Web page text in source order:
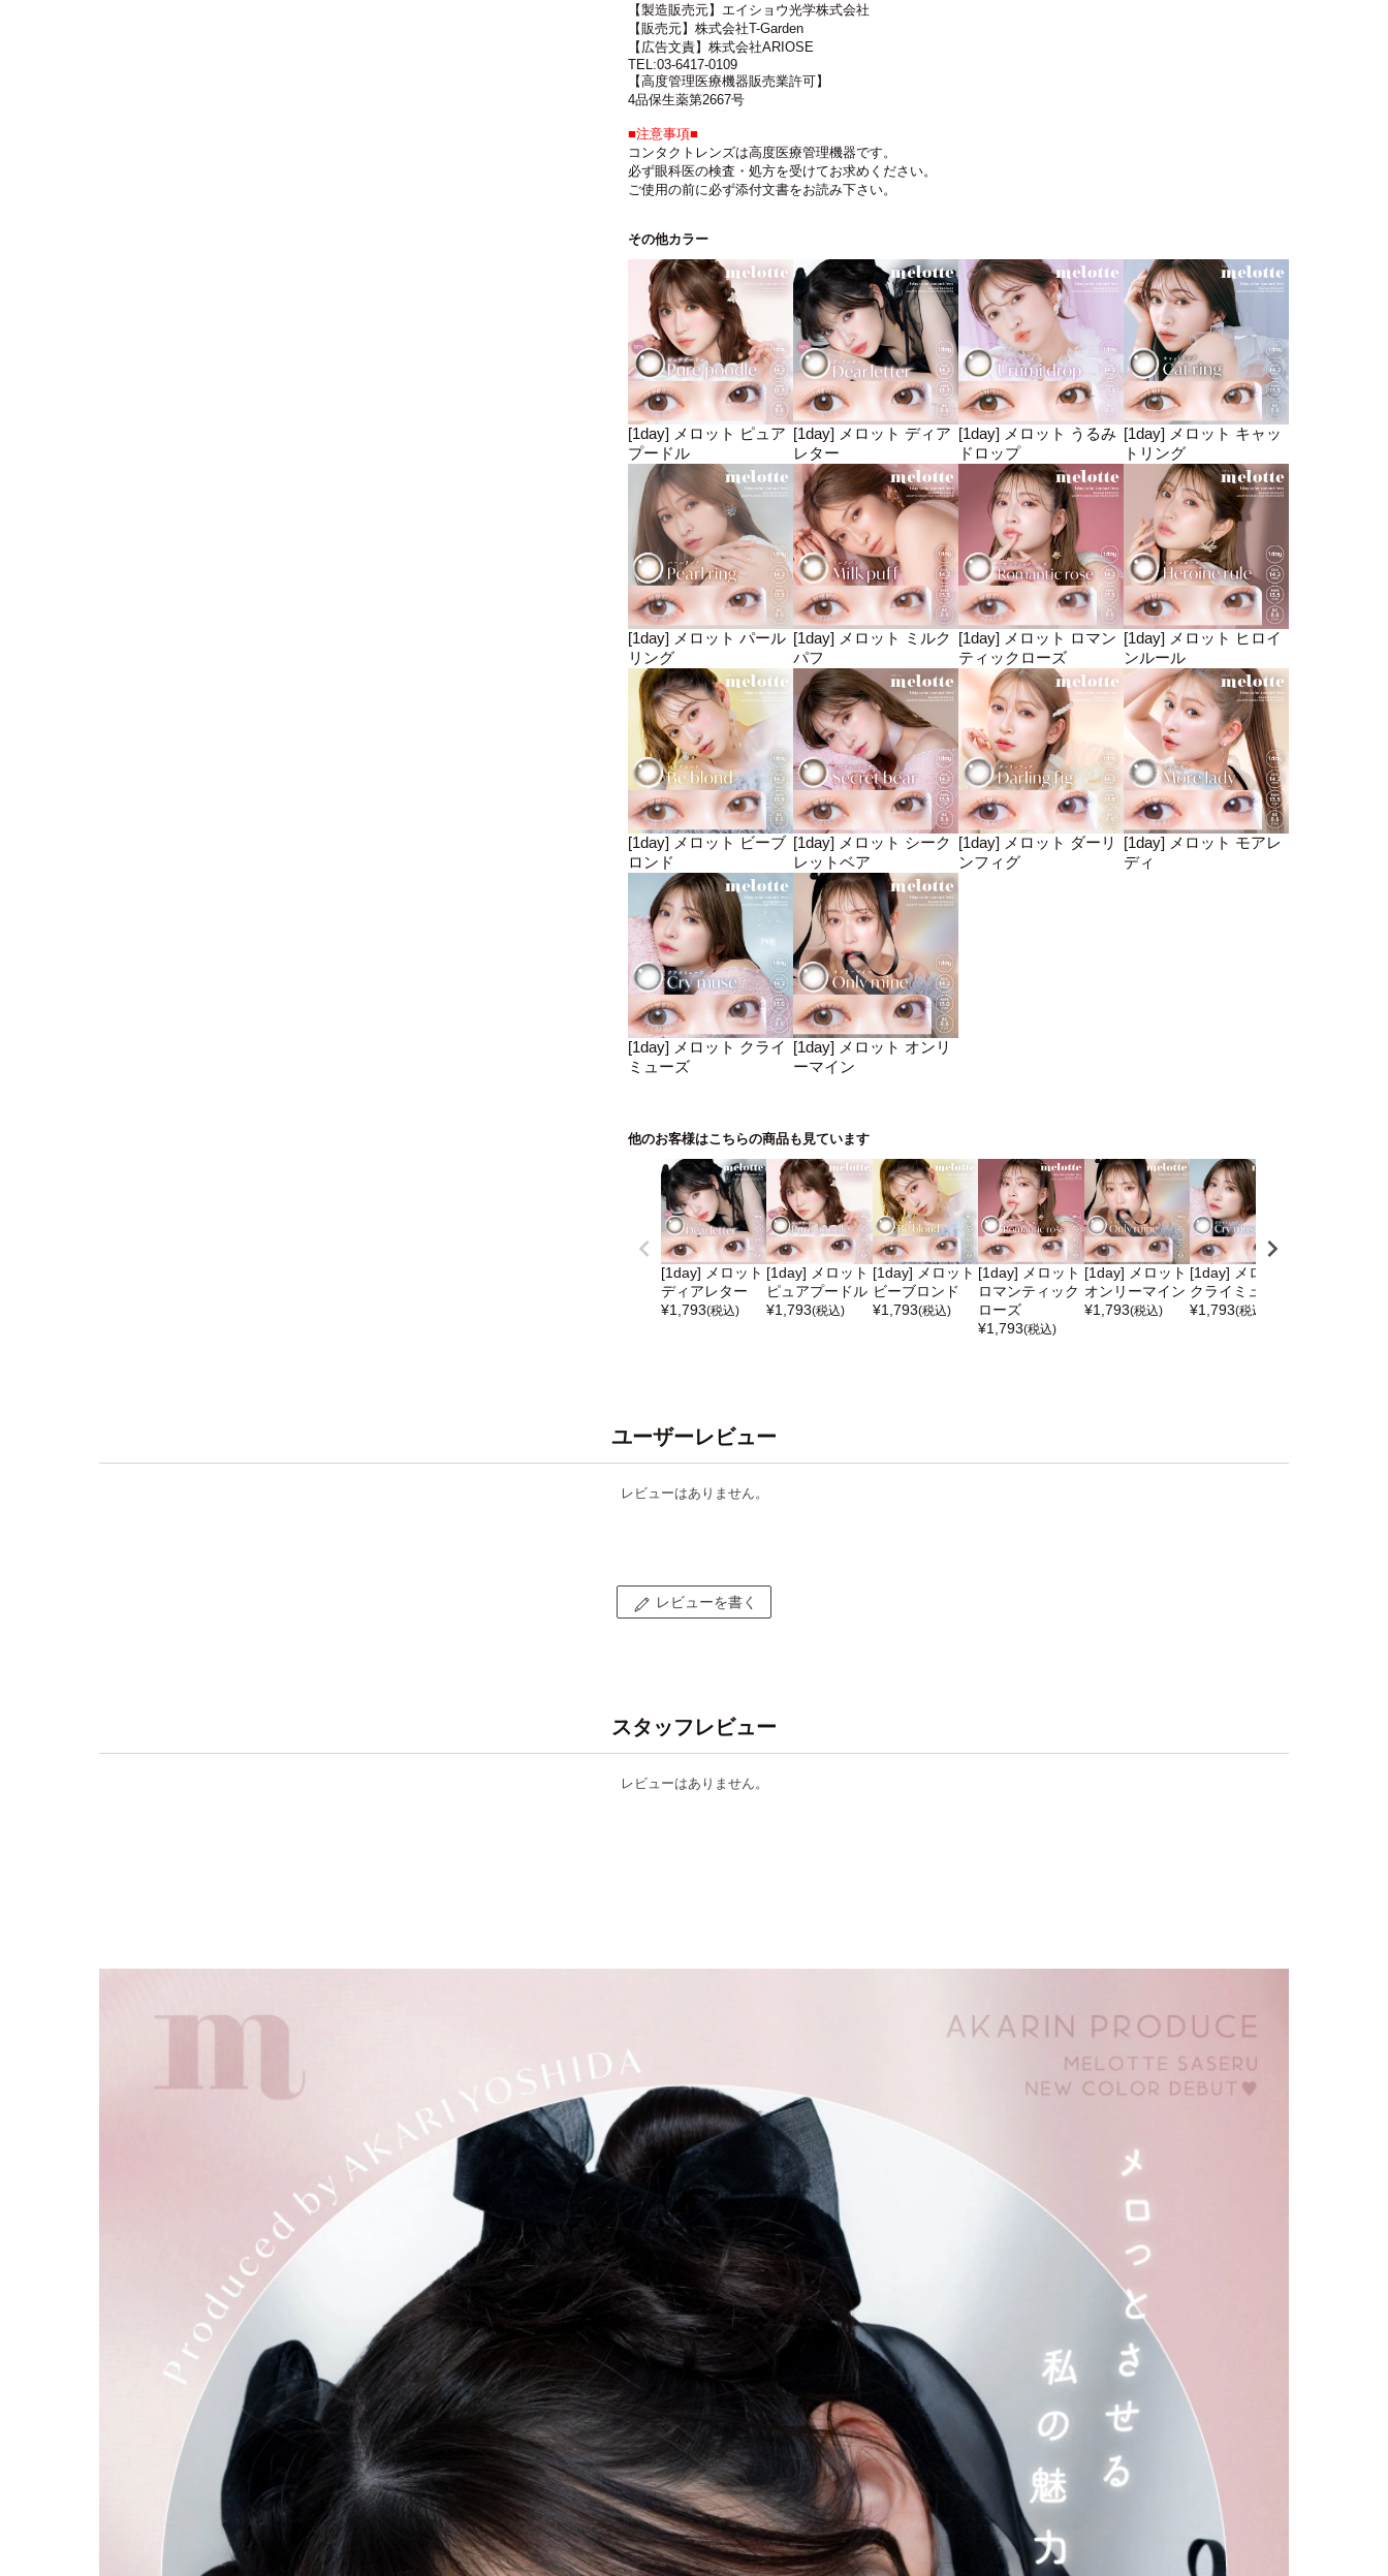
【製造販売元】エイショウ光学株式会社
【販売元】株式会社T-Garden
【広告文責】株式会社ARIOSE
TEL:03-6417-0109
【高度管理医療機器販売業許可】
4品保生薬第2667号
■注意事項■
コンタクトレンズは高度医療管理機器です。
必ず眼科医の検査・処方を受けてお求めください。
ご使用の前に必ず添付文書をお読み下さい。
その他カラー
[1day] メロット ピュア
プードル
[1day] メロット ディア
レター
[1day] メロット うるみ
ドロップ
[1day] メロット キャッ
トリング
[1day] メロット パール
リング
[1day] メロット ミルク
パフ
[1day] メロット ロマン
ティックローズ
[1day] メロット ヒロイ
ンルール
[1day] メロット ビーブ
ロンド
[1day] メロット シーク
レットベア
[1day] メロット ダーリ
ンフィグ
[1day] メロット モアレ
ディ
[1day] メロット クライ
ミューズ
[1day] メロット オンリ
ーマイン
他のお客様はこちらの商品も見ています
[1day] メロット
ディアレター
¥1,793(税込)
[1day] メロット
ピュアプードル
¥1,793(税込)
[1day] メロット
ビーブロンド
¥1,793(税込)
[1day] メロット
ロマンティック
ローズ
¥1,793(税込)
[1day] メロット
オンリーマイン
¥1,793(税込)
[1day] メロット
クライミューズ
¥1,793(税込)
ユーザーレビュー
レビューはありません。
レビューを書く
スタッフレビュー
レビューはありません。